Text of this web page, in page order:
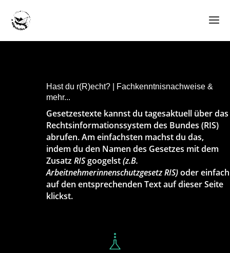
Hast du r(R)echt? | Fachkenntnisnachweise &
mehr...
Gesetzestexte kannst du tagesaktuell über das
Rechtsinformationssystem des Bundes (RIS)
abrufen. Am einfachsten machst du das,
indem du den Namen des Gesetzes mit dem
ZusatzRISgoogelst(z.B.
Arbeitnehmerinnenschutzgesetz RIS)oder einfach
auf den entsprechenden Text auf dieser Seite
klickst.